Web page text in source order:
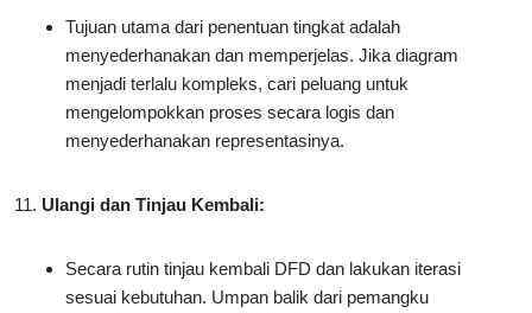
Tujuan utama dari penentuan tingkat adalah
menyederhanakan dan memperjelas. Jika diagram
menjadi terlalu kompleks, cari peluang untuk
mengelompokkan proses secara logis dan
menyederhanakan representasinya.
Ulangi dan Tinjau Kembali:
Secara rutin tinjau kembali DFD dan lakukan iterasi
sesuai kebutuhan. Umpan balik dari pemangku